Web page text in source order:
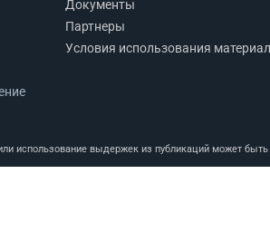
Документы
Партнеры
Условия использования
использование выдержек из публикаций может